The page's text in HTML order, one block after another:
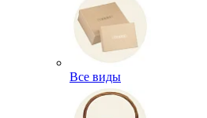
Все виды